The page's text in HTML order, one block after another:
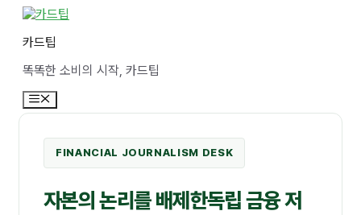
카드팁
똑똑한 소비의 시작, 카드팁
메
뉴
FINANCIAL JOURNALISM DESK
자본의 논리를 배제한독립 금융 저